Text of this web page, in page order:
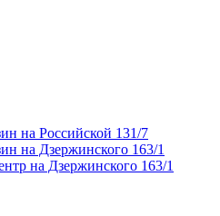
на Российской 131/7
на Дзержинского 163/1
на Дзержинского 163/1